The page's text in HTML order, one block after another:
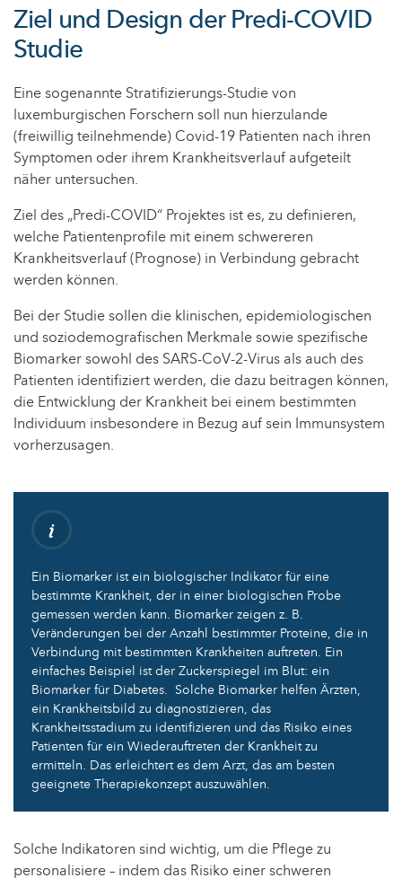
Ziel und Design der Predi-COVID
Studie
Eine sogenannte Stratifizierungs-Studie von
luxemburgischen Forschern soll nun hierzulande
(freiwillig teilnehmende) Covid-19 Patienten nach ihren
Symptomen oder ihrem Krankheitsverlauf aufgeteilt
näher untersuchen.
Ziel des „Predi-COVID“ Projektes ist es, zu definieren,
welche Patientenprofile mit einem schwereren
Krankheitsverlauf (Prognose) in Verbindung gebracht
werden können.
Bei der Studie sollen die klinischen, epidemiologischen
und soziodemografischen Merkmale sowie spezifische
Biomarker sowohl des SARS-CoV-2-Virus als auch des
Patienten identifiziert werden, die dazu beitragen können,
die Entwicklung der Krankheit bei einem bestimmten
Individuum insbesondere in Bezug auf sein Immunsystem
vorherzusagen.
Ein Biomarker ist ein biologischer Indikator für eine
bestimmte Krankheit, der in einer biologischen Probe
gemessen werden kann. Biomarker zeigen z. B.
Veränderungen bei der Anzahl bestimmter Proteine, die in
Verbindung mit bestimmten Krankheiten auftreten. Ein
einfaches Beispiel ist der Zuckerspiegel im Blut: ein
Biomarker für Diabetes. Solche Biomarker helfen Ärzten,
ein Krankheitsbild zu diagnostizieren, das
Krankheitsstadium zu identifizieren und das Risiko eines
Patienten für ein Wiederauftreten der Krankheit zu
ermitteln. Das erleichtert es dem Arzt, das am besten
geeignete Therapiekonzept auszuwählen.
Solche Indikatoren sind wichtig, um die Pflege zu
personalisiere – indem das Risiko einer schweren